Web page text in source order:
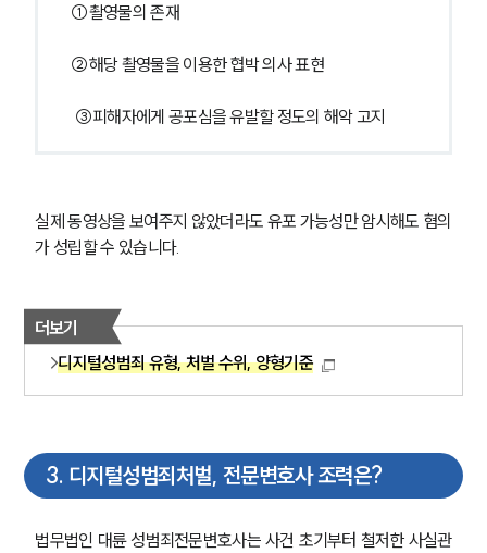
①촬영물의 존재
②해당 촬영물을 이용한 협박 의사 표현
③피해자에게 공포심을 유발할 정도의 해악 고지
실제 동영상을 보여주지 않았더라도 유포 가능성만 암시해도 혐의
가 성립할 수 있습니다.
더보기
디지털성범죄 유형, 처벌 수위, 양형기준
3. 디지털성범죄처벌, 전문변호사 조력은?
법무법인 대륜 성범죄전문변호사는 사건 초기부터 철저한 사실관